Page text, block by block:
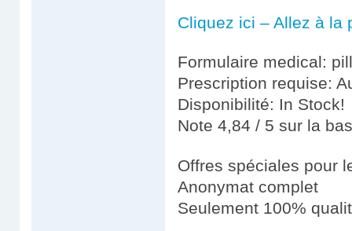
Cliquez ici – Allez à la
Formulaire medical: pill
Prescription requise:
Disponibilité: In Stock!
Note 4,84 / 5 sur la
Offres spéciales pour
Anonymat complet
Seulement 100%